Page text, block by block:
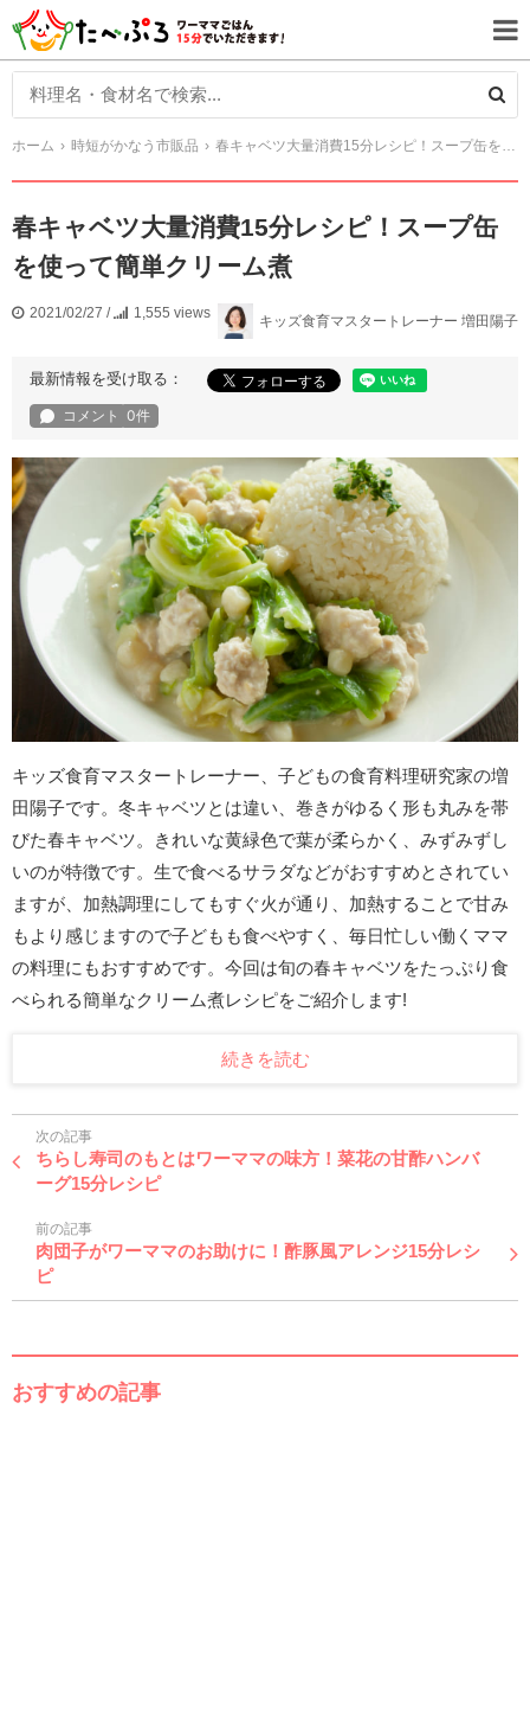
ホーム 時短がかなう市販品 春キャベツ大量消費15分レシピ！スープ缶を使って簡単クリーム煮
春キャベツ大量消費15分レシピ！スープ缶
を使って簡単クリーム煮
2021/02/27 / 1,555 views キッズ食育マスタートレーナー 増田陽子
最新情報を受け取る：
キッズ食育マスタートレーナー、子どもの食育料理研究家の増
田陽子です。冬キャベツとは違い、巻きがゆるく形も丸みを帯
びた春キャベツ。きれいな黄緑色で葉が柔らかく、みずみずし
いのが特徴です。生で食べるサラダなどがおすすめとされてい
ますが、加熱調理にしてもすぐ火が通り、加熱することで甘み
もより感じますので子どもも食べやすく、毎日忙しい働くママ
の料理にもおすすめです。今回は旬の春キャベツをたっぷり食
べられる簡単なクリーム煮レシピをご紹介します!
続きを読む
次の記事
ちらし寿司のもとはワーママの味方！菜花の甘酢ハンバ
ーグ15分レシピ
前の記事
肉団子がワーママのお助けに！酢豚風アレンジ15分レシ
ピ
おすすめの記事